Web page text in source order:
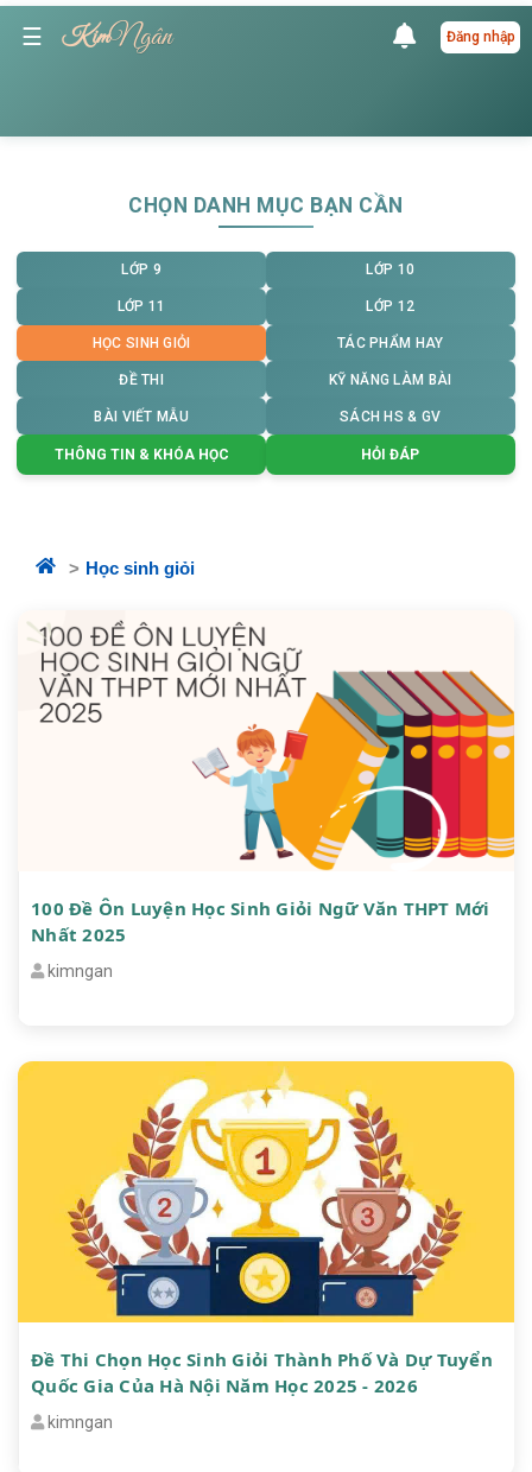
☰ KimNgân Đăng nhập
CHỌN DANH MỤC BẠN CẦN
LỚP 9 LỚP 10
LỚP 11 LỚP 12
HỌC SINH GIỎI TÁC PHẨM HAY
ĐỀ THI KỸ NĂNG LÀM BÀI
BÀI VIẾT MẪU SÁCH HS & GV
THÔNG TIN & KHÓA HỌC HỎI ĐÁP
Học sinh giỏi
100 Đề Ôn Luyện Học Sinh Giỏi Ngữ Văn THPT Mới
Nhất 2025
kimngan
Đề Thi Chọn Học Sinh Giỏi Thành Phố Và Dự Tuyển
Quốc Gia Của Hà Nội Năm Học 2025 - 2026
kimngan